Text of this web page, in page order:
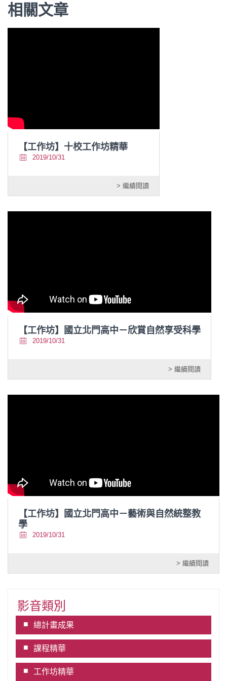
相關文章
【工作坊】十校工作坊精華
2019/10/31
> 繼續閱讀
【工作坊】國立北門高中－欣賞自然享受科學
2019/10/31
> 繼續閱讀
【工作坊】國立北門高中－藝術與自然統整教
學
2019/10/31
> 繼續閱讀
影音類別
總計畫成果
課程精華
工作坊精華